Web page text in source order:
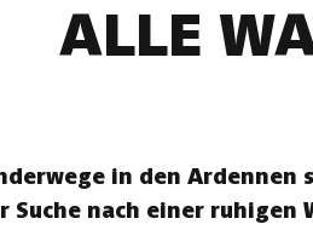
ALLE
in den
Suche nach einer ruhigen